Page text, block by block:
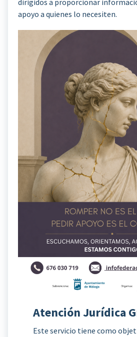
dirigidos a proporcionar
apoyo a quienes lo necesiten.
Atención Jurídica
Este servicio tiene como